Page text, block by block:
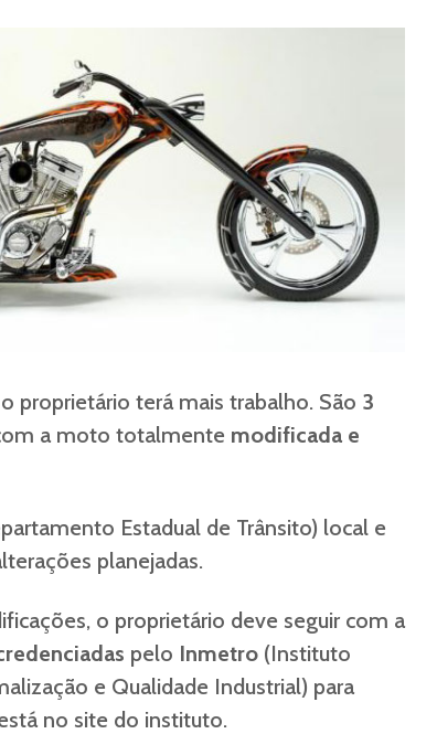
o proprietário terá mais trabalho. São 3
a moto totalmente modificada e
Estadual de Trânsito) local e
planejadas.
o proprietário deve seguir com a
pelo Inmetro (Instituto
e Qualidade Industrial) para
no site do instituto.